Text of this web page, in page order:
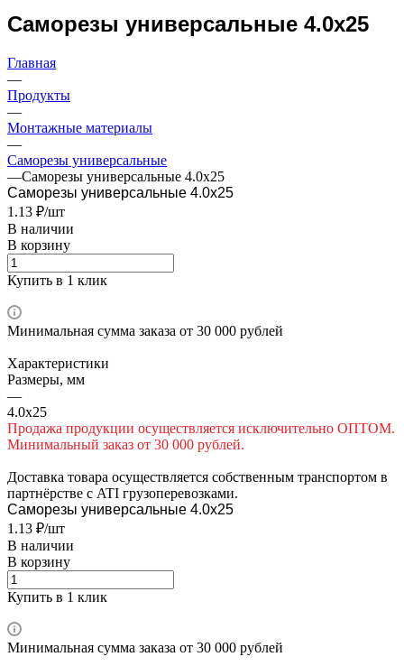
Саморезы универсальные 4.0х25
Главная
—
Продукты
—
Монтажные материалы
—
Саморезы универсальные
—Саморезы универсальные 4.0х25
Саморезы универсальные 4.0х25
1.13 ₽/шт
В наличии
В корзину
Купить в 1 клик
Минимальная сумма заказа от 30 000 рублей
Характеристики
Размеры, мм
—
4.0х25
Продажа продукции осуществляется исключительно ОПТОМ.
Минимальный заказ от 30 000 рублей.
Доставка товара осуществляется собственным транспортом в
партнёрстве с ATI грузоперевозками.
Саморезы универсальные 4.0х25
1.13 ₽/шт
В наличии
В корзину
Купить в 1 клик
Минимальная сумма заказа от 30 000 рублей